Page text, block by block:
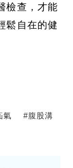
檢查，才能
鬆自在的健
氣 #腹股溝